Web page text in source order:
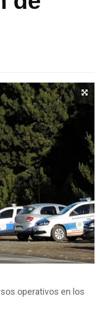
operativos en los